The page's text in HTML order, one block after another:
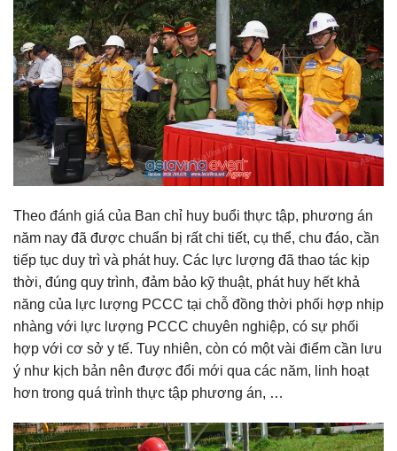
Theo đánh giá của Ban chỉ huy buổi thực tập, phương án
năm nay đã được chuẩn bị rất chi tiết, cụ thể, chu đáo, cần
tiếp tục duy trì và phát huy. Các lực lượng đã thao tác kịp
thời, đúng quy trình, đảm bảo kỹ thuật, phát huy hết khả
năng của lực lượng PCCC tại chỗ đồng thời phối hợp nhịp
nhàng với lực lượng PCCC chuyên nghiệp, có sự phối
hợp với cơ sở y tế. Tuy nhiên, còn có một vài điểm cần lưu
ý như kịch bản nên được đổi mới qua các năm, linh hoạt
hơn trong quá trình thực tập phương án, …